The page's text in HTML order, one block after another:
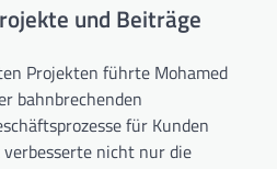
und Beiträge
Projekten führte Mohamed
bahnbrechenden
für Kunden
nicht nur die